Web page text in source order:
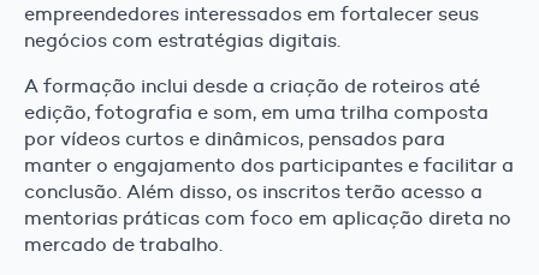
empreendedores interessados em fortalecer seus
negócios com estratégias digitais.
A formação inclui desde a criação de roteiros até
edição, fotografia e som, em uma trilha composta
por vídeos curtos e dinâmicos, pensados para
manter o engajamento dos participantes e facilitar a
conclusão. Além disso, os inscritos terão acesso a
mentorias práticas com foco em aplicação direta no
mercado de trabalho.